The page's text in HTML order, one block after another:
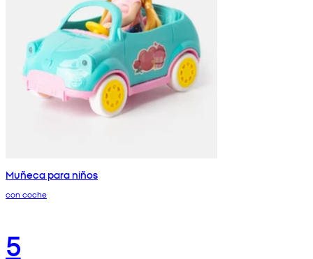
Muñeca para niños
con coche
5